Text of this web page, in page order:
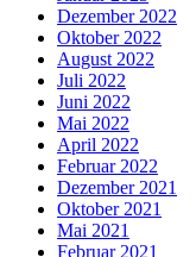
Dezember 2022
Oktober 2022
August 2022
Juli 2022
Juni 2022
Mai 2022
April 2022
Februar 2022
Dezember 2021
Oktober 2021
Mai 2021
Februar 2021